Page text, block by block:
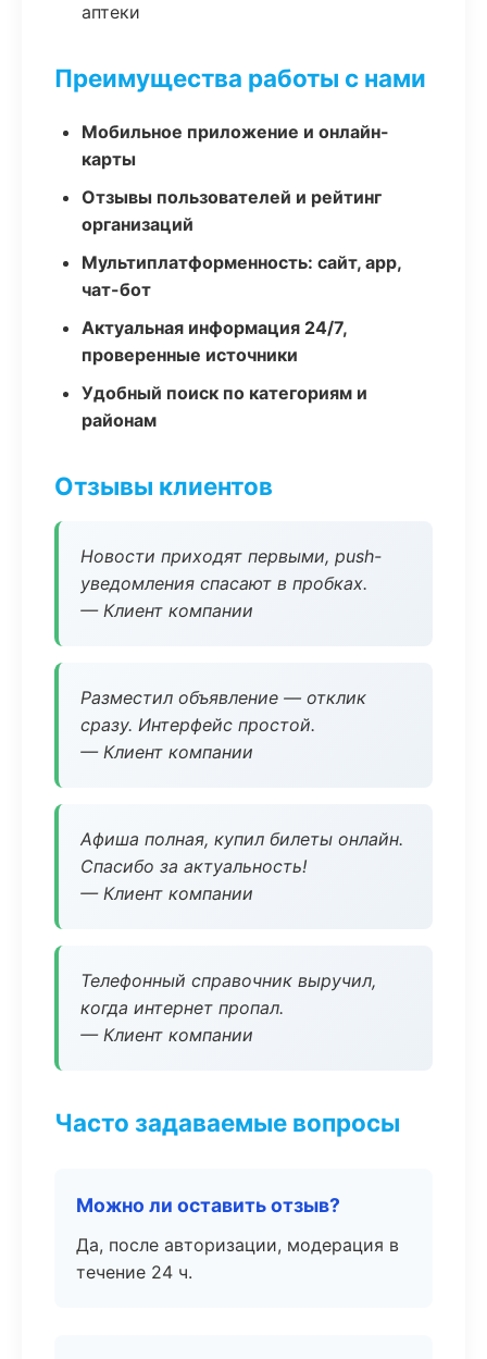
аптеки
Преимущества работы с нами
Мобильное приложение и онлайн-
карты
Отзывы пользователей и рейтинг
организаций
Мультиплатформенность: сайт, app,
чат-бот
Актуальная информация 24/7,
проверенные источники
Удобный поиск по категориям и
районам
Отзывы клиентов
Новости приходят первыми, push-
уведомления спасают в пробках.
— Клиент компании
Разместил объявление — отклик
сразу. Интерфейс простой.
— Клиент компании
Афиша полная, купил билеты онлайн.
Спасибо за актуальность!
— Клиент компании
Телефонный справочник выручил,
когда интернет пропал.
— Клиент компании
Часто задаваемые вопросы
Можно ли оставить отзыв?
Да, после авторизации, модерация в
течение 24 ч.